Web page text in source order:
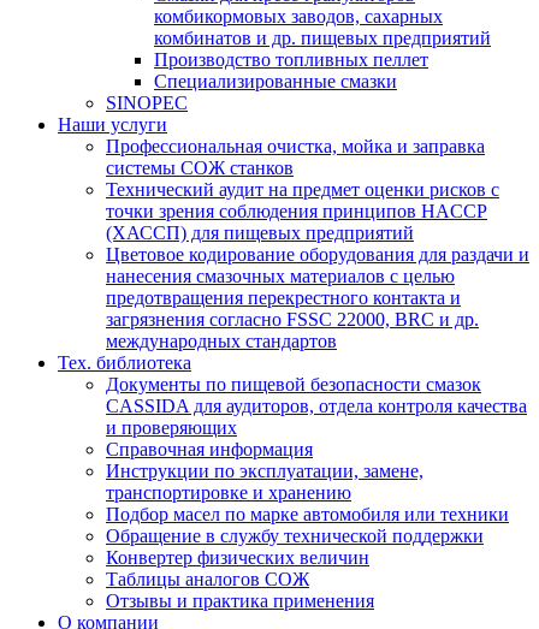
комбикормовых заводов, сахарных
комбинатов и др. пищевых предприятий
Производство топливных пеллет
Специализированные смазки
SINOPEC
Наши услуги
Профессиональная очистка, мойка и заправка
системы СОЖ станков
Технический аудит на предмет оценки рисков с
точки зрения соблюдения принципов HACCP
(ХАССП) для пищевых предприятий
Цветовое кодирование оборудования для раздачи и
нанесения смазочных материалов с целью
предотвращения перекрестного контакта и
загрязнения согласно FSSC 22000, BRC и др.
международных стандартов
Тех. библиотека
Документы по пищевой безопасности смазок
CASSIDA для аудиторов, отдела контроля качества
и проверяющих
Справочная информация
Инструкции по эксплуатации, замене,
транспортировке и хранению
Подбор масел по марке автомобиля или техники
Обращение в службу технической поддержки
Конвертер физических величин
Таблицы аналогов СОЖ
Отзывы и практика применения
О компании